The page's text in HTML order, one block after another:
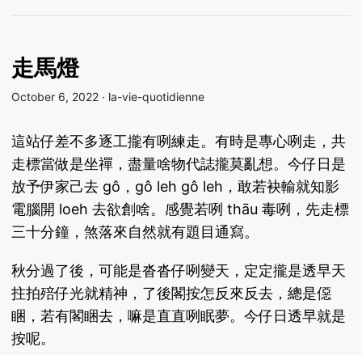
走馬燈
October 6, 2022 · la-vie-quotidienne
這站仔差不多逐工攏有咧練走。有時是專心咧走，共
走標當做是坐禪，盡量啥物代誌攏莫亂想。今仔日是
放予伊家己去 gô，gô leh gô leh，敢若袂輸就知影
電腦開 loeh 去欲創啥。感覺若咧 thāu 毒咧，先走標
三十分鐘，煞落來自然就有題目通寫。
秋分過了後，可能是沓沓仔咧變天，定定攏是透早天
拄拍殕仔光就精神，了後閣按怎反來反去，總是僫
睏，若有閣睏去，嘛是直直咧眠夢。今仔日透早就是
按呢。